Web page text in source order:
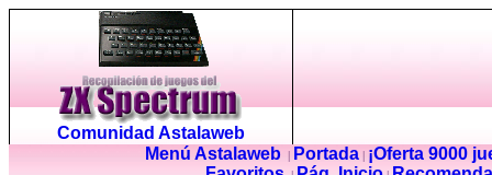
Comunidad Astalaweb
Menú Astalaweb| Portada|
¡Oferta 9000